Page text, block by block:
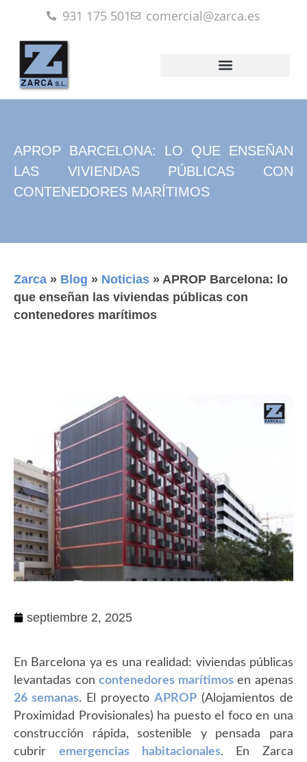
931 175 501 comercial@zarca.es
APROP BARCELONA: LO QUE ENSEÑAN
LAS VIVIENDAS PÚBLICAS CON
CONTENEDORES MARÍTIMOS
Zarca » Blog » Noticias » APROP Barcelona: lo
que enseñan las viviendas públicas con
contenedores marítimos
septiembre 2, 2025
En Barcelona ya es una realidad: viviendas públicas
levantadas concontenedores marítimosen apenas
26 semanas. El proyecto APROP (Alojamientos de
Proximidad Provisionales) ha puesto el foco en una
construcción rápida, sostenible y pensada para
cubrir emergencias habitacionales. En Zarca